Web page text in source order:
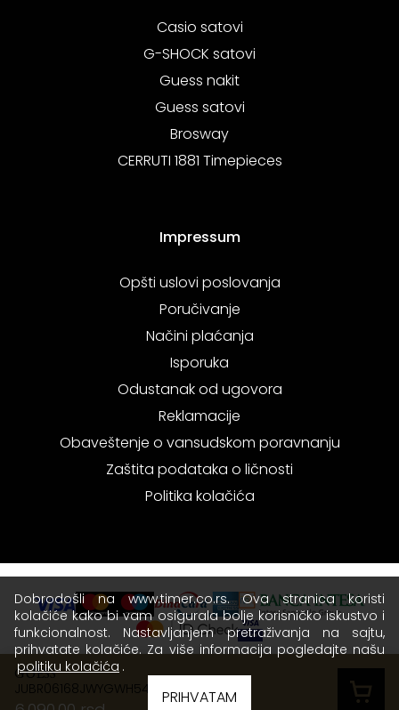
GUESS
JUBR06168JWYGWH54
Casio satovi
G-SHOCK satovi
Guess nakit
Guess satovi
Brosway
CERRUTI 1881 Timepieces
Impressum
Opšti uslovi poslovanja
Poručivanje
Načini plaćanja
Isporuka
Odustanak od ugovora
Reklamacije
Obaveštenje o vansudskom poravnanju
Zaštita podataka o ličnosti
Politika kolačića
Copyright © 2026 Timer - Sva prava zadržana.
Dobrodošli na www.timer.co.rs. Ova stranica koristi
kolačiće kako bi vam osigurala bolje korisničko iskustvo i
funkcionalnost. Nastavljanjem pretraživanja na sajtu,
prihvatate kolačiće. Za više informacija pogledajte našu
politiku kolačića .
PRIHVATAM